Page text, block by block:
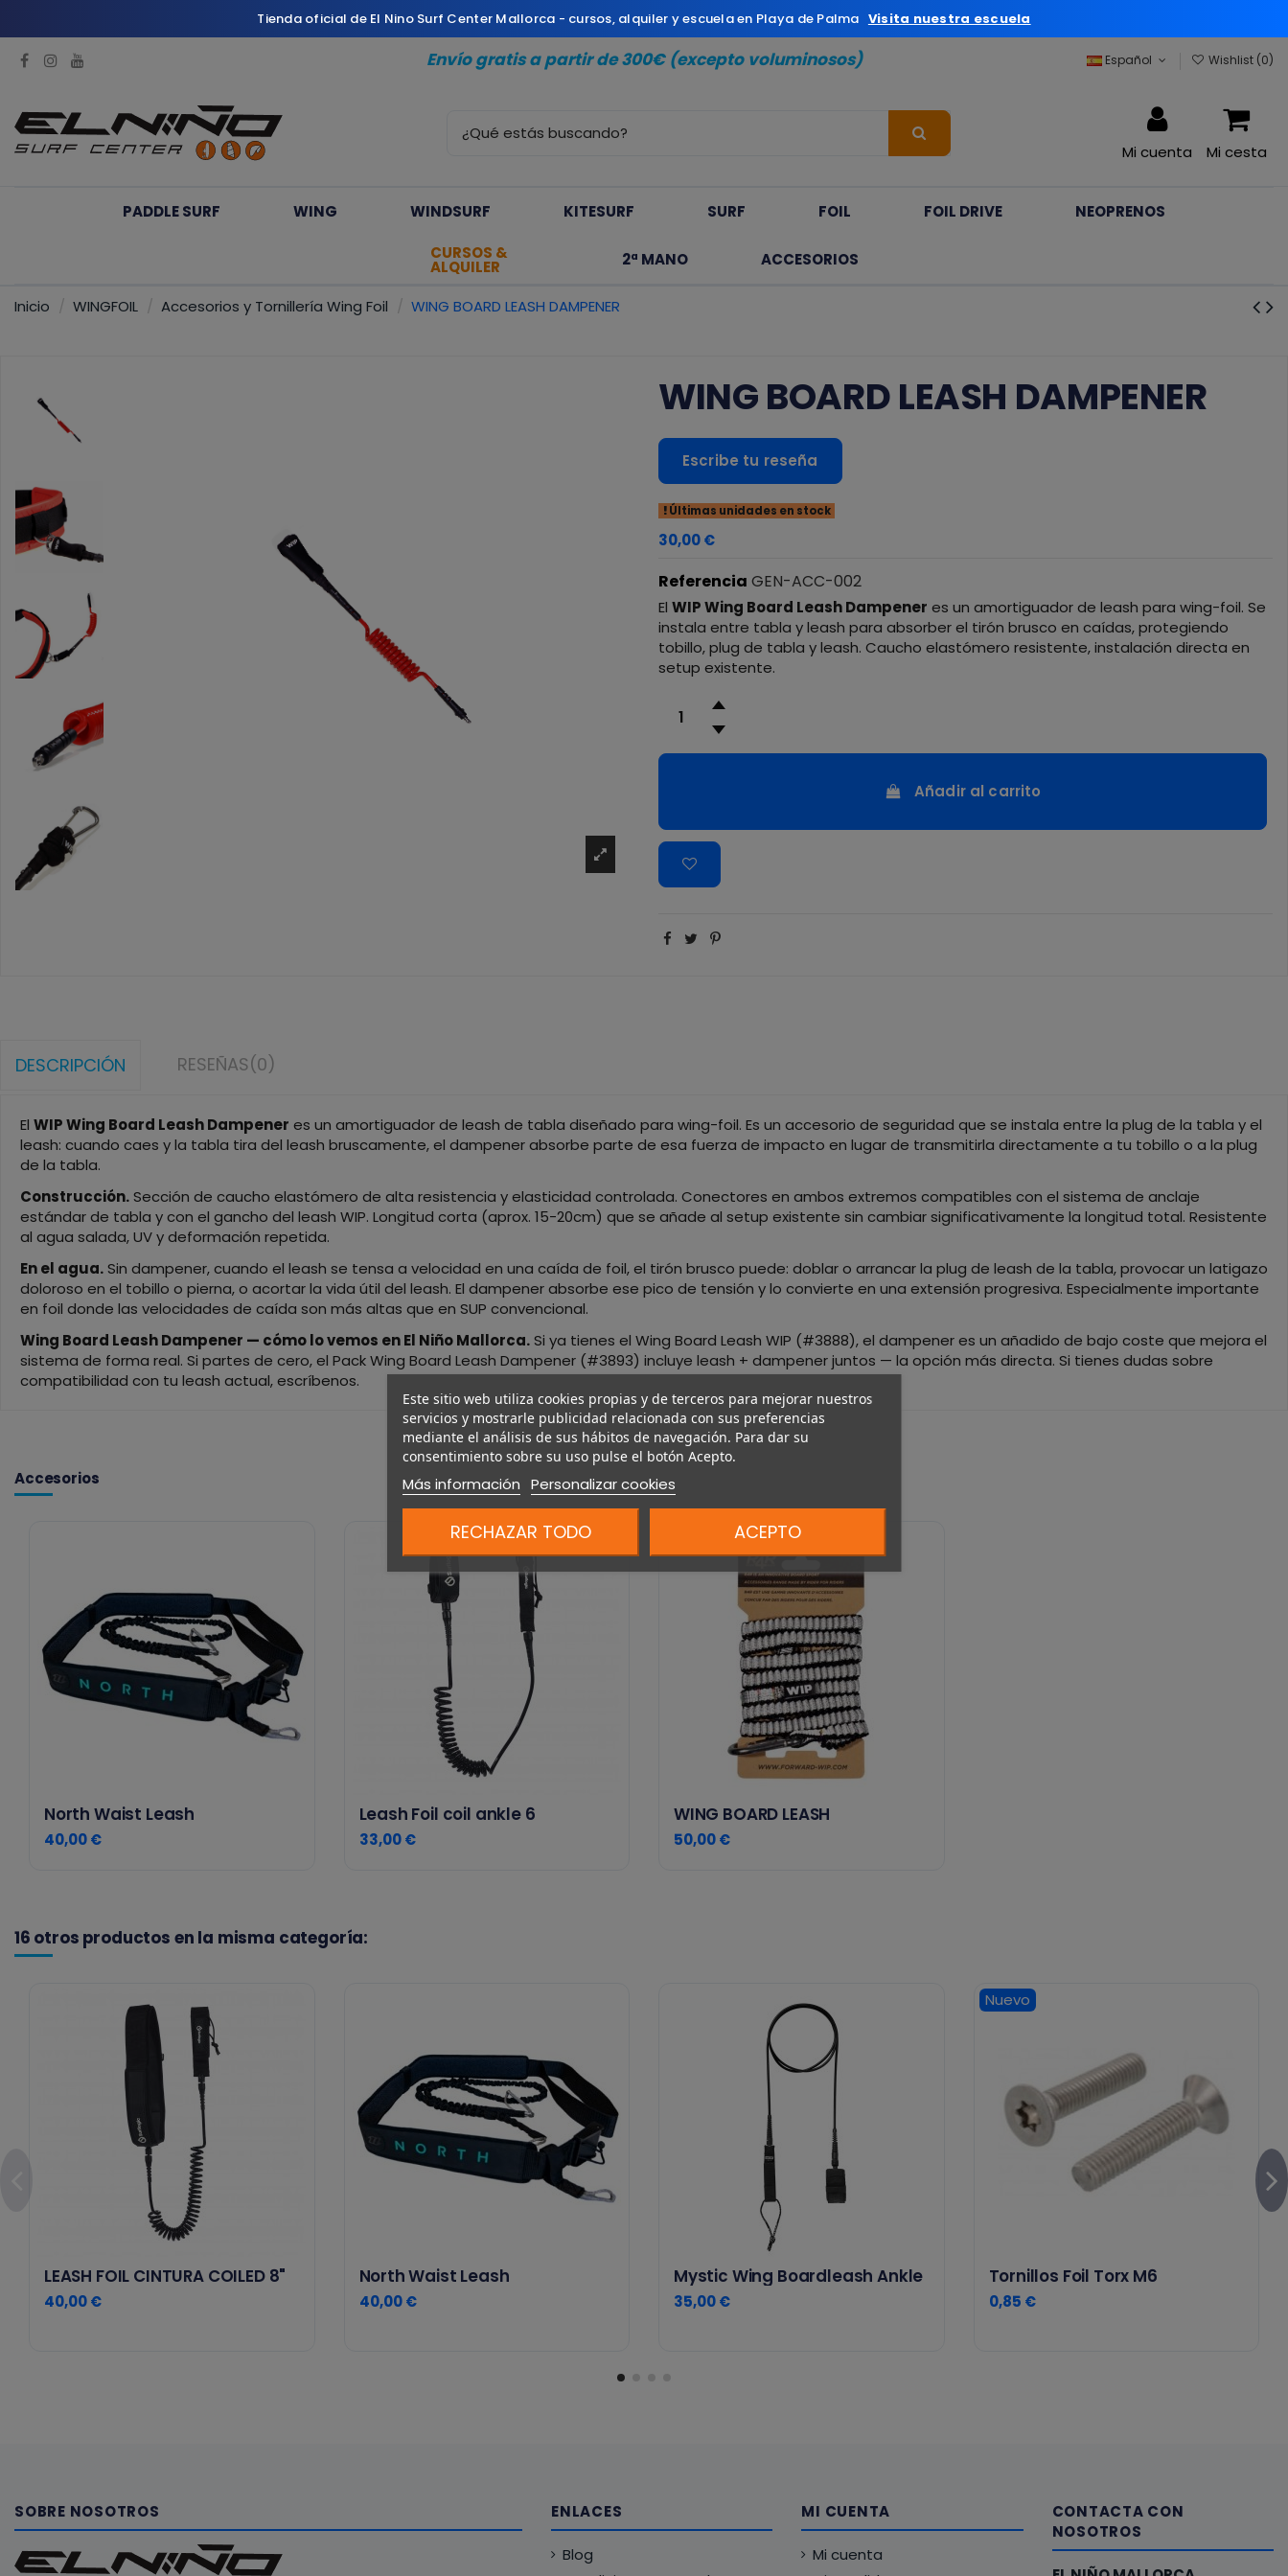
Envío gratis a partir de 300€ (excepto voluminosos) Español Wishlist (0)
Mi cuenta Mi cesta
PADDLE SURF WING WINDSURF KITESURF SURF FOIL FOIL DRIVE NEOPRENOS
CURSOS &
ALQUILER 2ª MANO ACCESORIOS
Inicio WINGFOIL Accesorios y Tornillería Wing Foil WING BOARD LEASH DAMPENER
WING BOARD LEASH DAMPENER
Escribe tu reseña
Últimas unidades en stock
30,00 €
Referencia GEN-ACC-002
El WIP Wing Board Leash Dampener es un amortiguador de leash para wing-foil. Se
instala entre tabla y leash para absorber el tirón brusco en caídas, protegiendo
tobillo, plug de tabla y leash. Caucho elastómero resistente, instalación directa en
setup existente.
Añadir al carrito
DESCRIPCIÓN RESEÑAS(0)
El WIP Wing Board Leash Dampener es un amortiguador de leash de tabla diseñado para wing-foil. Es un accesorio de seguridad que se instala entre la plug de la tabla y el
leash: cuando caes y la tabla tira del leash bruscamente, el dampener absorbe parte de esa fuerza de impacto en lugar de transmitirla directamente a tu tobillo o a la plug
de la tabla.
Construcción.Sección de caucho elastómero de alta resistencia y elasticidad controlada. Conectores en ambos extremos compatibles con el sistema de anclaje
estándar de tabla y con el gancho del leash WIP. Longitud corta (aprox. 15-20cm) que se añade al setup existente sin cambiar significativamente la longitud total. Resistente
al agua salada, UV y deformación repetida.
En el agua.Sin dampener, cuando el leash se tensa a velocidad en una caída de foil, el tirón brusco puede: doblar o arrancar la plug de leash de la tabla, provocar un latigazo
doloroso en el tobillo o pierna, o acortar la vida útil del leash. El dampener absorbe ese pico de tensión y lo convierte en una extensión progresiva. Especialmente importante
en foil donde las velocidades de caída son más altas que en SUP convencional.
Wing Board Leash Dampener — cómo lo vemos en El Niño Mallorca.Si ya tienes el Wing Board Leash WIP (#3888), el dampener es un añadido de bajo coste que mejora el
sistema de forma real. Si partes de cero, el Pack Wing Board Leash Dampener (#3893) incluye leash + dampener juntos — la opción más directa. Si tienes dudas sobre
compatibilidad con tu leash actual, escríbenos.
Accesorios
North Waist Leash
40,00 €
Leash Foil coil ankle 6
33,00 €
WING BOARD LEASH
50,00 €
16 otros productos en la misma categoría:
LEASH FOIL CINTURA COILED 8"
40,00 €
North Waist Leash
40,00 €
Mystic Wing Boardleash Ankle
35,00 €
Nuevo
Tornillos Foil Torx M6
0,85 €
SOBRE NOSOTROS ENLACES
Blog
MI CUENTA
Mi cuenta
CONTACTA CON
NOSOTROS
Este sitio web utiliza cookies propias y de terceros para mejorar nuestros
servicios y mostrarle publicidad relacionada con sus preferencias
mediante el análisis de sus hábitos de navegación. Para dar su
consentimiento sobre su uso pulse el botón Acepto.
Más información Personalizar cookies
RECHAZAR TODO ACEPTO
Tienda oficial de El Nino Surf Center Mallorca - cursos, alquiler y escuela en Playa de Palma Visita nuestra escuela